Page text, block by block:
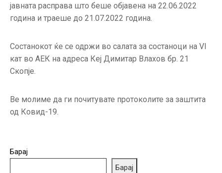
јавната расправа што беше објавена на 22.06.2022
година и траеше до 21.07.2022 година.
Состанокот ќе се одржи во салата за состаноци на VI
кат во АЕК на адреса Кеј Димитар Влахов бр. 21
Скопје.
Ве молиме да ги почитувате протоколите за заштита
од Ковид-19.
Барај
Барај